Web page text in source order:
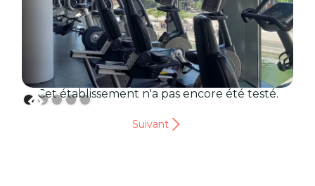
Cet établissement n'a pas encore été testé.
Suivant